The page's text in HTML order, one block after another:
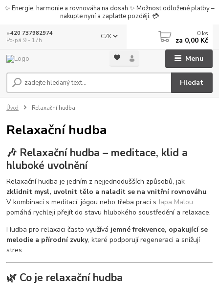
✨ Energie, harmonie a rovnováha na dosah ✨ Možnost odložené platby –
nakupte nyní a zaplaťte později. 💳
Menu
CZK
Hledat
+420 737982974
Po-pá 9 - 17h
0 ks
za 0,00 Kč
Úvod Relaxační hudba
Relaxační hudba
🎶 Relaxační hudba – meditace, klid a
hluboké uvolnění
Relaxační hudba je jedním z nejjednodušších způsobů, jak
zklidnit mysl, uvolnit tělo a naladit se na vnitřní rovnováhu.
V kombinaci s meditací, jógou nebo třeba prací sJapa Malou
pomáhá rychleji přejít do stavu hlubokého soustředění a relaxace.
Hudba pro relaxaci často využívá jemné frekvence, opakující se
melodie a přírodní zvuky, které podporují regeneraci a snižují
stres.
🌿 Co je relaxační hudba